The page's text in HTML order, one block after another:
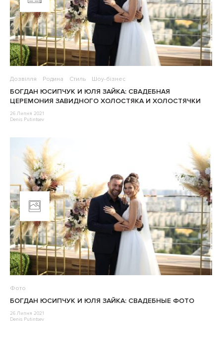
Дозвілля Родина Стиль Шоу-бізнес
БОГДАН ЮСИПЧУК И ЮЛЯ ЗАЙКА: СВАДЕБНАЯ
ЦЕРЕМОНИЯ ЗАВИДНОГО ХОЛОСТЯКА И ХОЛОСТЯЧКИ
26 Липня 2021
Denis Putintsev
Фото
БОГДАН ЮСИПЧУК И ЮЛЯ ЗАЙКА: СВАДЕБНЫЕ ФОТО
26 Липня 2021
Denis Putintsev